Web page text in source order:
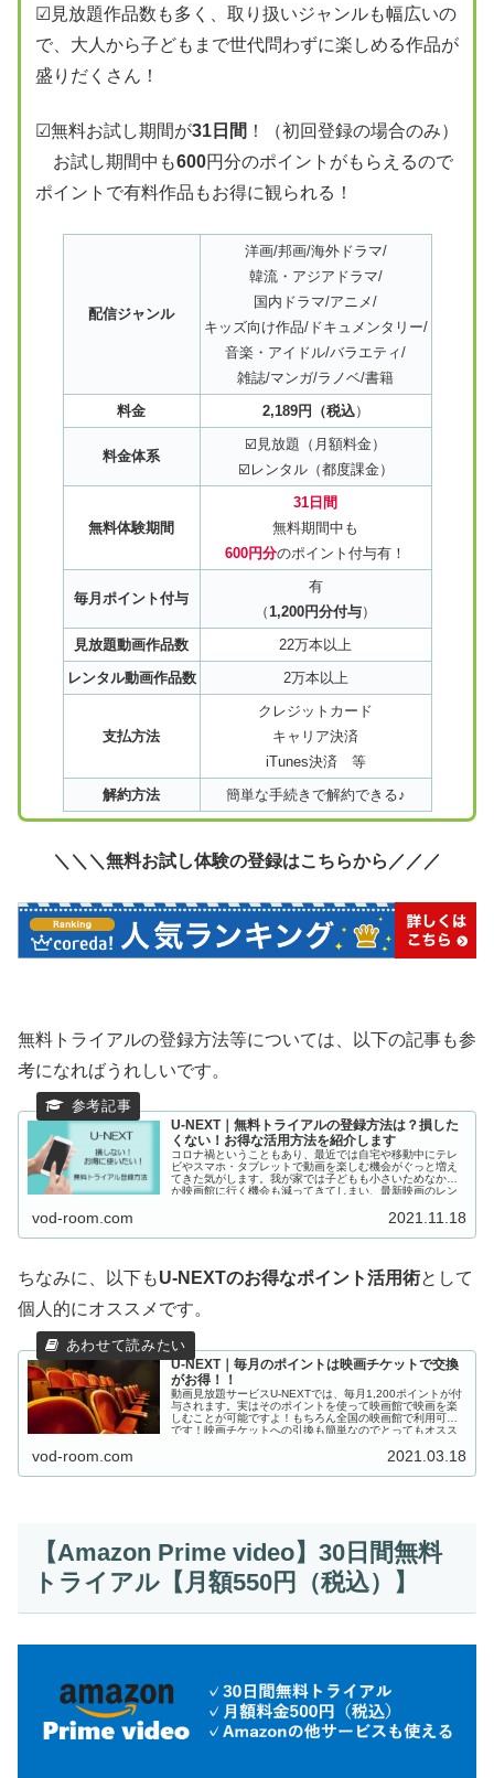
☑見放題作品数も多く、取り扱いジャンルも幅広いの
で、大人から子どもまで世代問わずに楽しめる作品が
盛りだくさん！
☑無料お試し期間が31日間 ！（初回登録の場合のみ）
お試し期間中も600円分のポイントがもらえるので
ポイントで有料作品もお得に観られる！
配信ジャンル
洋画/邦画/海外ドラマ/
韓流・アジアドラマ/
国内ドラマ/アニメ/
キッズ向け作品/ドキュメンタリー/
音楽・アイドル/バラエティ/
雑誌/マンガ/ラノベ/書籍
料金
2,189円（税込）
料金体系
☑️見放題（月額料金）
☑️レンタル（都度課金）
無料体験期間
31日間
無料期間中も
600円分のポイント付与有！
毎月ポイント付与
有
（ 1,200円分付与）
見放題動画作品数
22万本以上
レンタル動画作品数
2万本以上
支払方法
クレジットカード
キャリア決済
iTunes決済 等
解約方法
簡単な手続きで解約できる♪
＼＼＼無料お試し体験の登録はこちらから／／／
無料トライアルの登録方法等については、以下の記事も参
考になればうれしいです。
U-NEXT｜無料トライアルの登録方法は？損した
くない！お得な活用方法を紹介します
コロナ禍ということもあり、最近では自宅や移動中にテレ
ビやスマホ・タブレットで動画を楽しむ機会がぐっと増え
てきた気がします。我が家では子どもも小さいためなかな
か映画館に行く機会も減ってきてしまい、最新映画のレン
vod-room.com 2021.11.18
ちなみに、以下もU-NEXTのお得なポイント活用術として
個人的にオススメです。
U-NEXT｜毎月のポイントは映画チケットで交換
がお得！！
動画見放題サービスU-NEXTでは、毎月1,200ポイントが付
与されます。実はそのポイントを使って映画館で映画を楽
しむことが可能ですよ！もちろん全国の映画館で利用可能
です！映画チケットへの引換も簡単なのでとってもオスス
vod-room.com 2021.03.18
【Amazon Prime video】30日間無料
トライアル【月額550円（税込）】